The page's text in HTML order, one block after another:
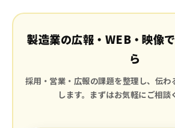
製造業の広報・WEB・映像
ら
採用・営業・広報の課題を整理し、伝わ
します。まずはお気軽にご相談